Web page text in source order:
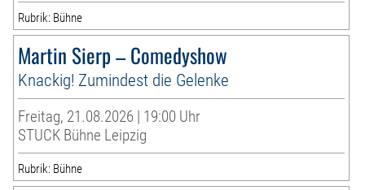
Rubrik: Bühne
Martin Sierp – Comedyshow
Knackig! Zumindest die Gelenke
Freitag, 21.08.2026 | 19:00 Uhr
STUCK Bühne Leipzig
Rubrik: Bühne